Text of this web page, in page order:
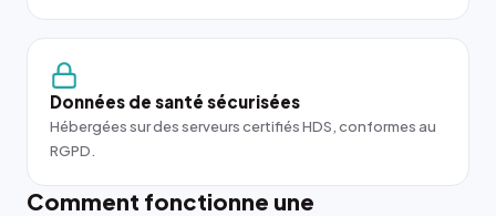
Données de santé sécurisées
Hébergées sur des serveurs certifiés HDS, conformes au
RGPD.
Comment fonctionne une